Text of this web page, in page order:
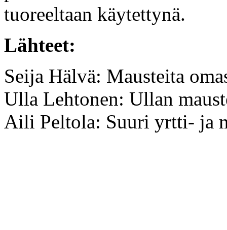
tuoreeltaan käytettynä.
Lähteet:
Seija Hälvä: Mausteita
Ulla Lehtonen: Ullan
Aili Peltola: Suuri yrtti- ja